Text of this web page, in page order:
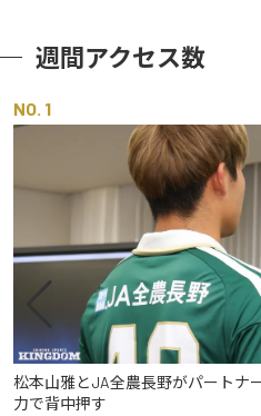
週間アクセス数
NO
松本山雅とJA全農長野がパートナ
力で背中押す